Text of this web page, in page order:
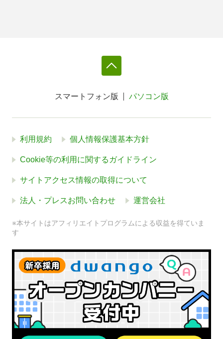
スマートフォン版 パソコン版
利用規約 個人情報保護基本方針
Cookie等の利用に関するガイドライン
サイトアクセス情報の取得について
法人・プレスお問い合わせ 運営会社
※本サイトはアフィリエイトプログラムによる収益を得ていま
す